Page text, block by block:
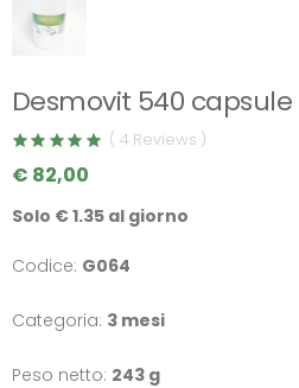
Desmovit 540 capsule
( 4 Reviews )
€ 82,00
Solo € 1.35 al giorno
Codice: G064
Categoria: 3 mesi
Peso netto: 243 g